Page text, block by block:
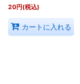
20円(税込)
カートに入れる